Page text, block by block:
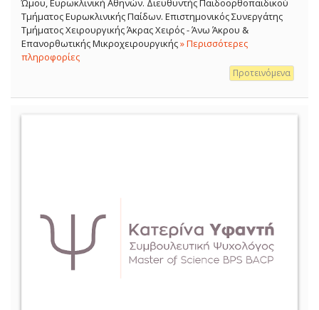
Ώμου, Ευρωκλινική Αθηνών. Διευθυντής Παιδοορθοπαιδικού
Τμήματος Ευρωκλινικής Παίδων. Επιστημονικός Συνεργάτης
Τμήματος Χειρουργικής Άκρας Χειρός - Άνω Άκρου &
Επανορθωτικής Μικροχειρουργικής» Περισσότερες
πληροφορίες
Προτεινόμενα